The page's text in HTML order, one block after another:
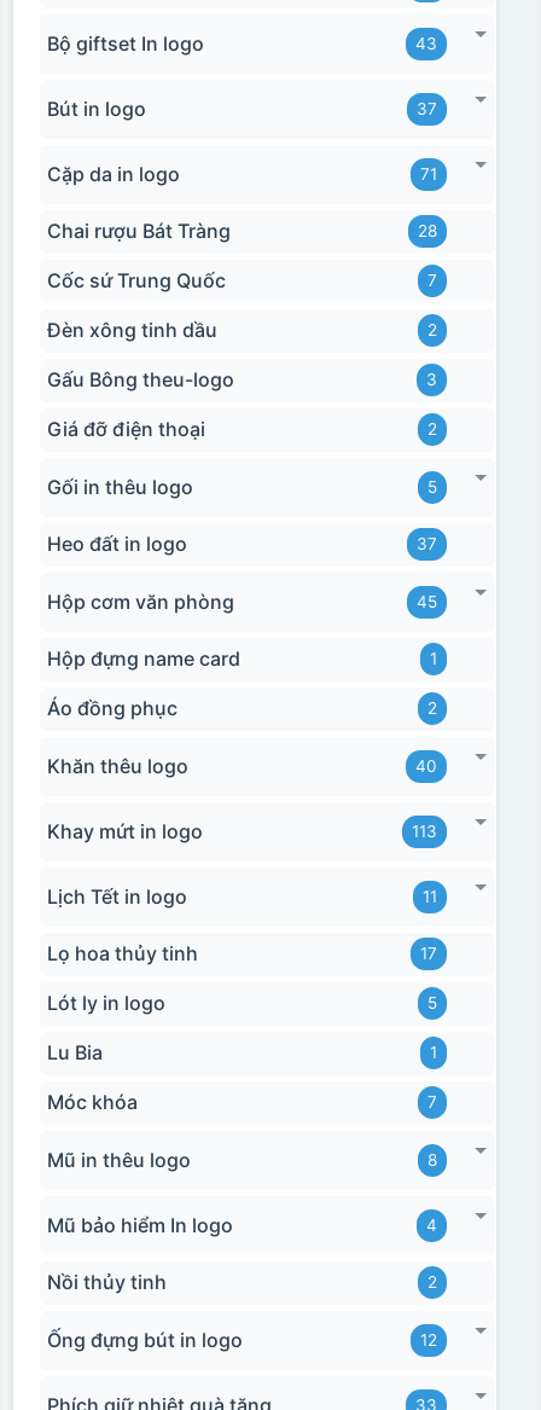
Bộ giftset In logo 43
Bút in logo 37
Cặp da in logo 71
Chai rượu Bát Tràng 28
Cốc sứ Trung Quốc 7
Đèn xông tinh dầu 2
Gấu Bông theu-logo 3
Giá đỡ điện thoại 2
Gối in thêu logo 5
Heo đất in logo 37
Hộp cơm văn phòng 45
Hộp đựng name card 1
Áo đồng phục 2
Khăn thêu logo 40
Khay mứt in logo 113
Lịch Tết in logo 11
Lọ hoa thủy tinh 17
Lót ly in logo 5
Lu Bia 1
Móc khóa 7
Mũ in thêu logo 8
Mũ bảo hiểm In logo 4
Nồi thủy tinh 2
Ống đựng bút in logo 12
Phích giữ nhiệt quà tặng 33